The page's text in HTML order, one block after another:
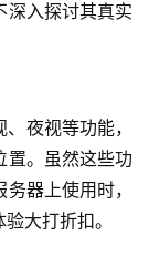
深入探讨其真实
夜视等功能，
置。虽然这些功
器上使用时，
大打折扣。